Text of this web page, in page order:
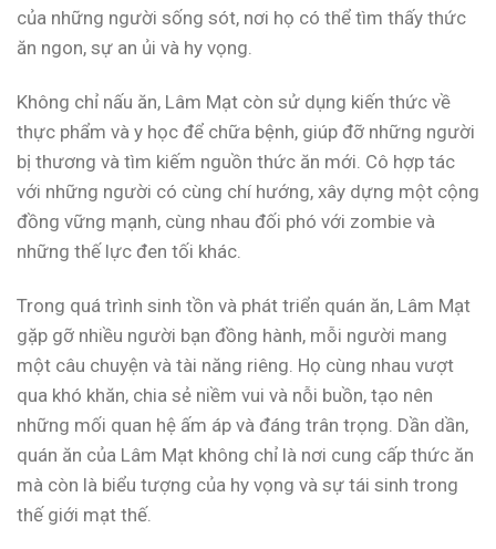
của những người sống sót, nơi họ có thể tìm thấy thức
ăn ngon, sự an ủi và hy vọng.
Không chỉ nấu ăn, Lâm Mạt còn sử dụng kiến thức về
thực phẩm và y học để chữa bệnh, giúp đỡ những người
bị thương và tìm kiếm nguồn thức ăn mới. Cô hợp tác
với những người có cùng chí hướng, xây dựng một cộng
đồng vững mạnh, cùng nhau đối phó với zombie và
những thế lực đen tối khác.
Trong quá trình sinh tồn và phát triển quán ăn, Lâm Mạt
gặp gỡ nhiều người bạn đồng hành, mỗi người mang
một câu chuyện và tài năng riêng. Họ cùng nhau vượt
qua khó khăn, chia sẻ niềm vui và nỗi buồn, tạo nên
những mối quan hệ ấm áp và đáng trân trọng. Dần dần,
quán ăn của Lâm Mạt không chỉ là nơi cung cấp thức ăn
mà còn là biểu tượng của hy vọng và sự tái sinh trong
thế giới mạt thế.